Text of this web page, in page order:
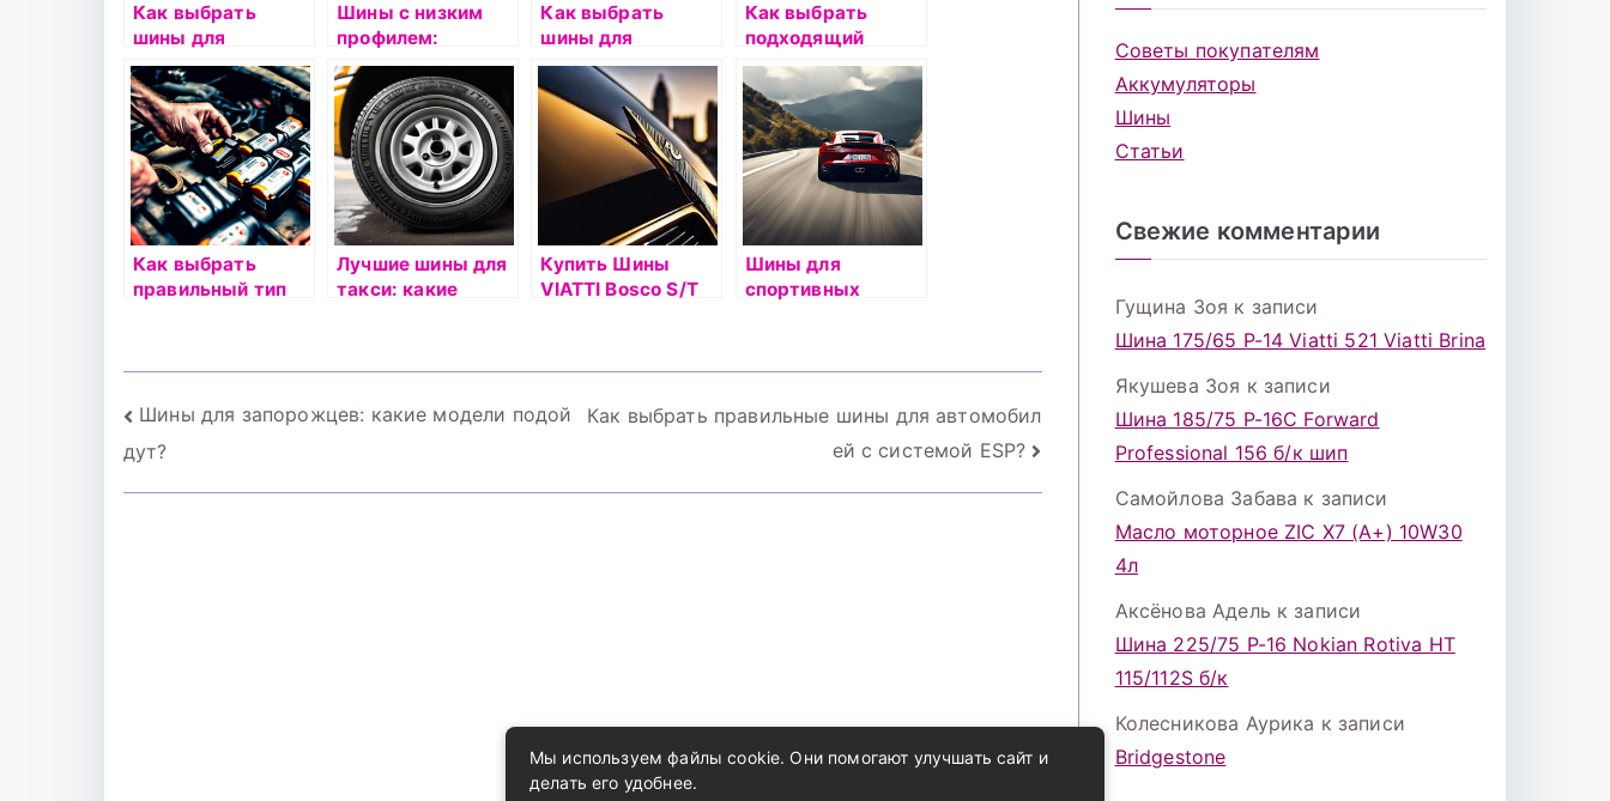
Как выбрать
шины для
автобусов:
критерии и
рекомендации
Шины с низким
профилем:
особенности
выбора и
эксплуатации
Как выбрать
шины для
грузовых
автомобилей:
рекомендации
Как выбрать
подходящий
аккумулятор для
своего
автомобиля
Как выбрать
правильный тип
Лучшие шины для
такси: какие
Купить Шины
VIATTI Bosco S/T
Шины для
спортивных
Навигация
по
Шины для запорожцев: какие модели подой
дут?
Как выбрать правильные шины для автомобил
ей с системой ESP?
Советы покупателям
Аккумуляторы
Шины
Статьи
Свежие комментарии
Гущина Зоя к записи
Шина 175/65 Р-14 Viatti 521 Viatti Brina
Якушева Зоя к записи
Шина 185/75 Р-16С Forward
Professional 156 б/к шип
Самойлова Забава к записи
Масло моторное ZIC X7 (A+) 10W30
4л
Аксёнова Адель к записи
Шина 225/75 Р-16 Nokian Rotiva HT
115/112S б/к
Колесникова Аурика к записи
Bridgestone
Мы используем файлы cookie. Они помогают улучшать сайт и
делать его удобнее.